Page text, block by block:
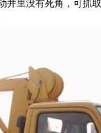
井里没有死角，可抓